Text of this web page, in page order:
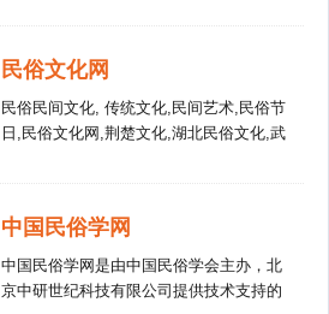
中旅集团和华侨城集团合资兴办的大型文
化旅游企业.锦绣中华微缩景区占地 30 万
平方米，是中国五千年历史文化和九百六
中国第一个荟萃各民族民间艺术、民俗风
情和民居建筑于一园的大型文化旅游景
区，内含 22 个民族的 25 个村寨，均按 1
： 1 的比例建成。
民俗文化网
民俗民间文化, 传统文化,民间艺术,民俗节
日,民俗文化网,荆楚文化,湖北民俗文化,武
鄂西北民俗文化网,荆楚门户,湖北民俗, 医
药文化,文艺演出,民歌擂台, 民间戏曲,民
俗摄影,民间谚语,民间故事,民间音乐,民俗
中国民俗学网
中国民俗学网是由中国民俗学会主办，北
京中研世纪科技有限公司提供技术支持的